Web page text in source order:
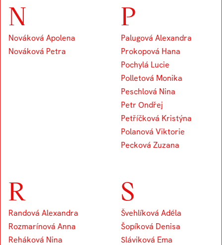
N
Nováková Apolena
Nováková Petra
P
Palugová Alexandra
Prokopová Hana
Pochylá Lucie
Polletová Monika
Peschlová Nina
Petr Ondřej
Petříčková Kristýna
Polanová Viktorie
Pecková Zuzana
R
Randová Alexandra
Rozmarínová Anna
Reháková Nina
S
Švehlíková Adéla
Šopíková Denisa
Sláviková Ema